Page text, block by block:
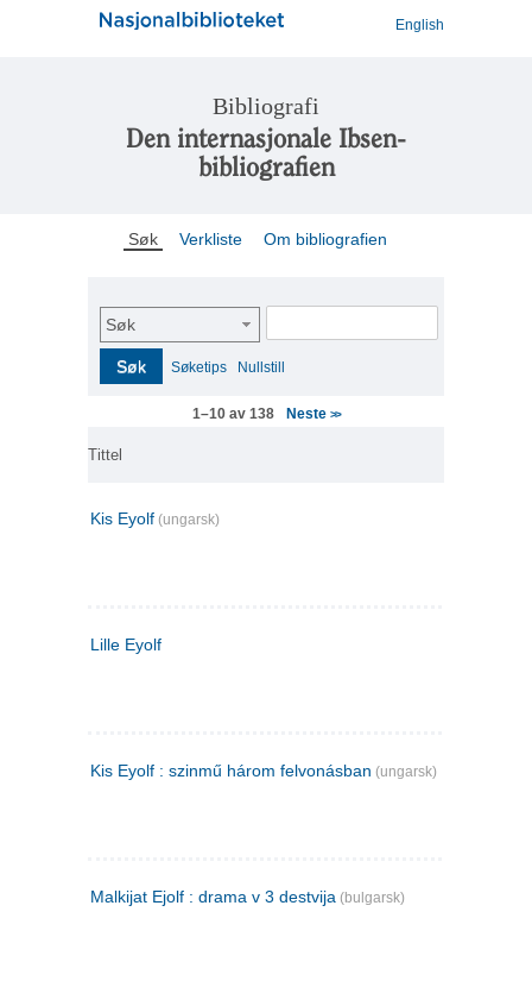
English
Bibliografi
Den internasjonale Ibsen-
bibliografien
Søk Verkliste Om bibliografien
Søk
Søk Søketips Nullstill
1–10 av 138 Neste >>
Tittel
Kis Eyolf (ungarsk)
Lille Eyolf
Kis Eyolf : szinmű három felvonásban (ungarsk)
Malkijat Ejolf : drama v 3 destvija (bulgarsk)